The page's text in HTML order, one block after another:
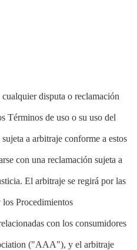
disputa o reclamación
Términos de uso o su uso del
a arbitraje conforme a estos
con una reclamación sujeta a
El arbitraje se regirá por las
Procedimientos
con los consumidores
("AAA"), y el arbitraje